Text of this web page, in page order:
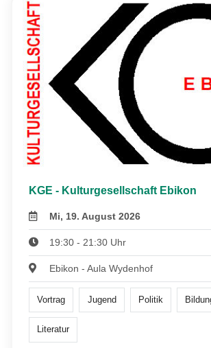
KGE - Kulturgesellschaft Ebikon
Mi, 19. August 2026
19:30 - 21:30 Uhr
Ebikon - Aula Wydenhof
Vortrag Jugend Politik
Literatur